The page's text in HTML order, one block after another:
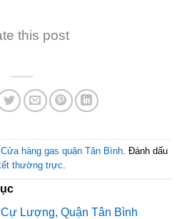
this post
Cửa hàng gas quận Tân Bình. Đánh dấu
thường trực.
Lượng, Quận Tân Bình